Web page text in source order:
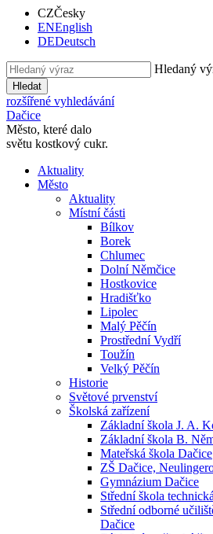
CZČesky
ENEnglish
DEDeutsch
Hledaný
Hledat
rozšířené vyhledávání
Dačice
Město, které dalo
světu kostkový cukr.
Aktuality
Město
Aktuality
Místní části
Bílkov
Borek
Chlumec
Dolní Němčice
Hostkovice
Hradišťko
Lipolec
Malý Pěčín
Prostřední Vydří
Toužín
Velký Pěčín
Historie
Světové prvenství
Školská zařízení
Základní škola J. A.
Základní škola B.
Mateřská škola Dačice
ZŠ Dačice,
Gymnázium Dačice
Střední škola
Střední odborné
Dačice